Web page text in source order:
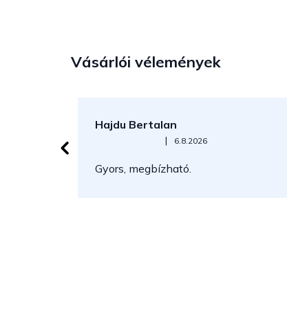
Vásárlói vélemények
Hajdu Bertalan
Az áruház értékelése 5-ből 5 csillag.
| 6.8.2026
Gyors, megbízható.